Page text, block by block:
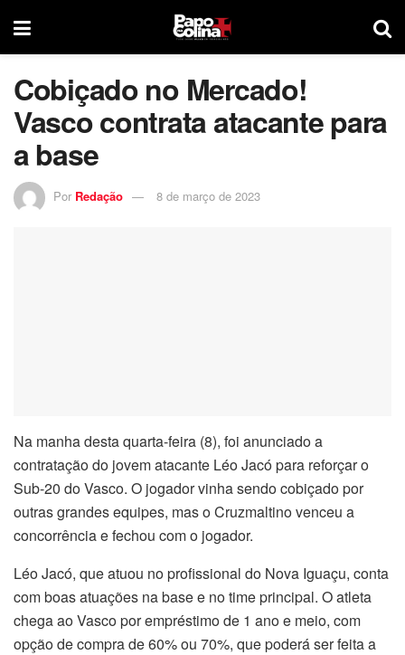
Cobiçado no Mercado!
Vasco contrata atacante para
a base
Por Redação 8 de março de 2023
Na manha desta quarta-feira (8), foi anunciado a
contratação do jovem atacante Léo Jacó para reforçar o
Sub-20 do Vasco. O jogador vinha sendo cobiçado por
outras grandes equipes, mas o Cruzmaltino venceu a
concorrência e fechou com o jogador.
Léo Jacó, que atuou no profissional do Nova Iguaçu, conta
com boas atuações na base e no time principal. O atleta
chega ao Vasco por empréstimo de 1 ano e meio, com
opção de compra de 60% ou 70%, que poderá ser feita a